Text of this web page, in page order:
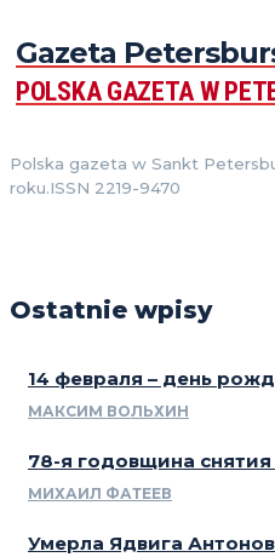
Gazeta
POLSKA GAZETA W
Polska gazeta w Sankt
roku.ISSN 2219-9470
Ostatnie wpisy
14 февраля – день
МАКСИМ ВОЛЬХИН
78-я годовщина
МИХАИЛ ФАТЕЕВ
Умерла Ядвига